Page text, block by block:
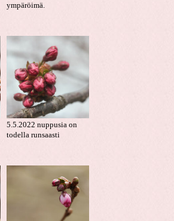
ympäröimä.
5.5.2022 nuppusia on
todella runsaasti